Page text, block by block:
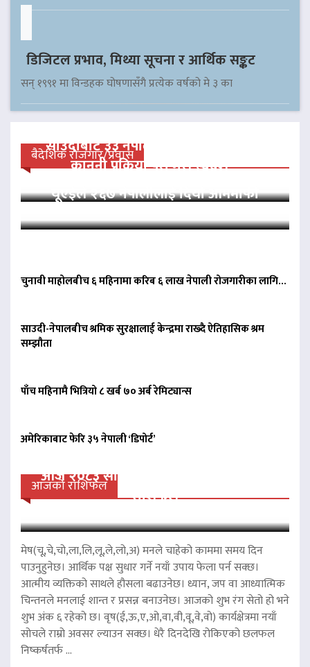
डिजिटल प्रभाव, मिथ्या सूचना र आर्थिक सङ्कट
सन् १९९१ मा विन्डहक घोषणासँगै प्रत्येक वर्षको मे ३ का
बैदेशिक रोजगार/प्रवास
साउदीबाट ३३ नेपाली कैदीलाई आममाफी,
कानुनी प्रक्रिया पूरा गरी स्वदेश…
यूएईले २६७ नेपालीलाई दियो आममाफी
चुनावी माहोलबीच ६ महिनामा करिब ६ लाख नेपाली रोजगारीका लागि…
साउदी-नेपालबीच श्रमिक सुरक्षालाई केन्द्रमा राख्दै ऐतिहासिक श्रम
सम्झौता
पाँच महिनामै भित्रियो ८ खर्ब ७० अर्ब रेमिट्यान्स
अमेरिकाबाट फेरि ३५ नेपाली ‘डिपोर्ट’
आजको राशिफल
आज २०८३ साल साउन २४ गते आईतवारको
राशिफल
मेष(चू,चे,चो,ला,लि,लू,ले,लो,अ) मनले चाहेको काममा समय दिन
पाउनुहुनेछ। आर्थिक पक्ष सुधार गर्ने नयाँ उपाय फेला पर्न सक्छ।
आत्मीय व्यक्तिको साथले हौसला बढाउनेछ। ध्यान, जप वा आध्यात्मिक
चिन्तनले मनलाई शान्त र प्रसन्न बनाउनेछ। आजको शुभ रंग सेतो हो भने
शुभ अंक ६ रहेको छ। वृष(ई,ऊ,ए,ओ,वा,वी,वू,वे,वो) कार्यक्षेत्रमा नयाँ
सोचले राम्रो अवसर ल्याउन सक्छ। धेरै दिनदेखि रोकिएको छलफल
निष्कर्षतर्फ ...